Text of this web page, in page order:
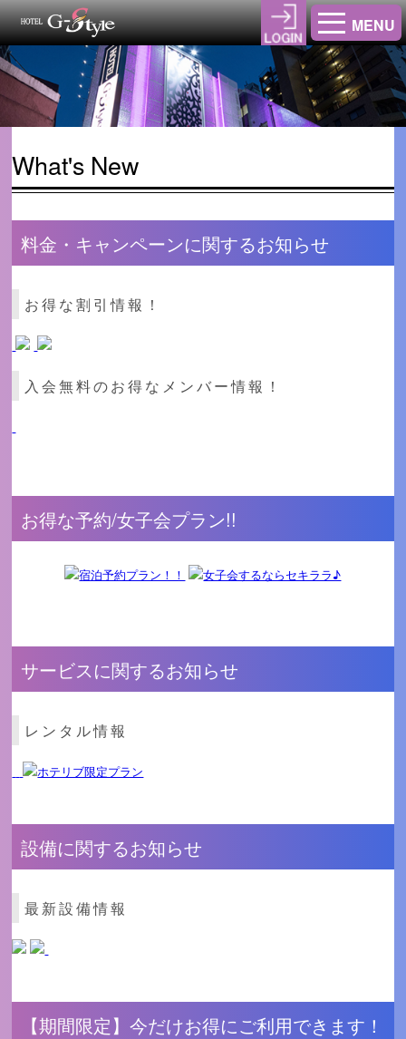
MENU
What's New
料金・キャンペーンに関するお知らせ
お得な割引情報！
入会無料のお得なメンバー情報！
お得な予約/女子会プラン!!
サービスに関するお知らせ
レンタル情報
設備に関するお知らせ
最新設備情報
【期間限定】今だけお得にご利用できます！